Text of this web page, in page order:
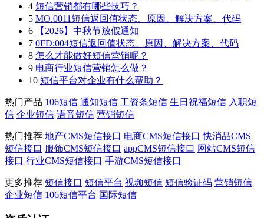
4 短信营销都有哪些技巧？
5 MO.0011短信返回值状态、原因、解决方案、代码
6
【2026】中秋节放假通知
7 0FD:004短信返回值状态、原因、解决方案、代码
8 怎么才能做好短信营销呢？
9 电商行业短信营销怎么做？
10 短信平台对企业有什么帮助？
热门产品 106短信 通知短信 工资条短信 生日祝福短信 入职短
信 企业短信 语音短信 营销短信
热门推荐 地产CMS短信接口 电商CMS短信接口 快消品CMS
短信接口 服饰CMS短信接口 appCMS短信接口 网站CMS短信
接口 行业CMS短信接口 手游CMS短信接口
更多推荐 短信接口 短信平台 视频短信 短信验证码 营销短信
企业短信 106短信平台 国际短信